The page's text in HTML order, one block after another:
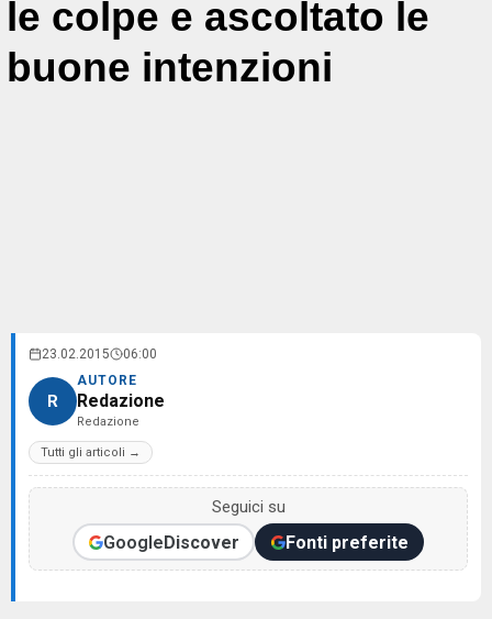
le colpe e ascoltato le
buone intenzioni
23.02.2015 06:00
R
AUTORE
Redazione
Redazione
Tutti gli articoli →
Seguici su
GoogleDiscover Fonti preferite